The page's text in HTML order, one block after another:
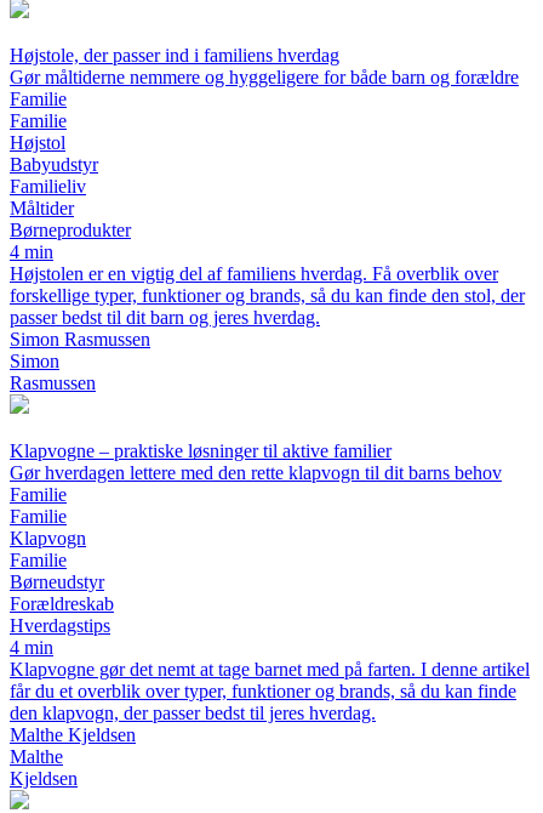
Højstole, der passer ind i familiens hverdag
Gør måltiderne nemmere og hyggeligere for både barn og forældre
Familie
Familie
Højstol
Babyudstyr
Familieliv
Måltider
Børneprodukter
4 min
Højstolen er en vigtig del af familiens hverdag. Få overblik over
forskellige typer, funktioner og brands, så du kan finde den stol, der
passer bedst til dit barn og jeres hverdag.
Simon Rasmussen
Simon
Rasmussen
Klapvogne – praktiske løsninger til aktive familier
Gør hverdagen lettere med den rette klapvogn til dit barns behov
Familie
Familie
Klapvogn
Familie
Børneudstyr
Forældreskab
Hverdagstips
4 min
Klapvogne gør det nemt at tage barnet med på farten. I denne artikel
får du et overblik over typer, funktioner og brands, så du kan finde
den klapvogn, der passer bedst til jeres hverdag.
Malthe Kjeldsen
Malthe
Kjeldsen